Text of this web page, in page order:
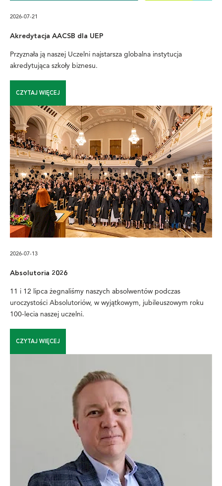
2026-07-21
Akredytacja AACSB dla UEP
Przyznała ją naszej Uczelni najstarsza globalna instytucja
akredytująca szkoły biznesu.
CZYTAJ WIĘCEJ
2026-07-13
Absolutoria 2026
11 i 12 lipca żegnaliśmy naszych absolwentów podczas
uroczystości Absolutoriów, w wyjątkowym, jubileuszowym roku
100-lecia naszej uczelni.
CZYTAJ WIĘCEJ